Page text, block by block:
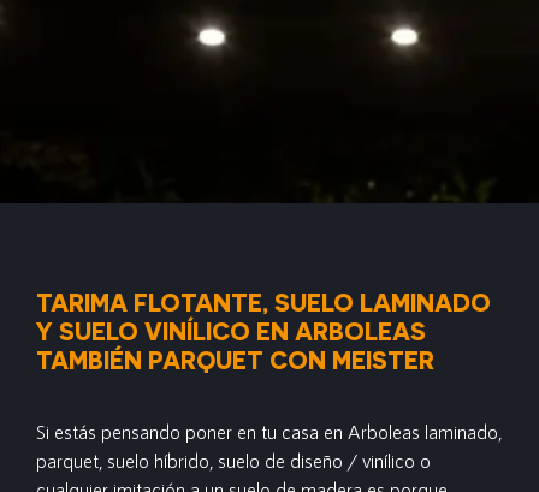
TARIMA FLOTANTE, SUELO LAMINADO
Y SUELO VINÍLICO EN ARBOLEAS
TAMBIÉN PARQUET CON MEISTER
Si estás pensando poner en tu casa en Arboleas laminado,
parquet, suelo híbrido, suelo de diseño / vinílico o